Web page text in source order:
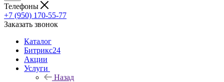
Телефоны
+7 (950) 170-55-77
Заказать звонок
Каталог
Битрикс24
Акции
Услуги
Назад